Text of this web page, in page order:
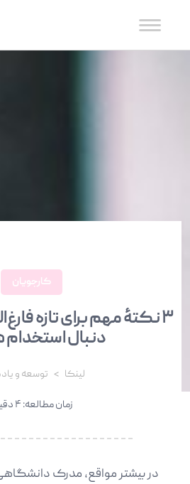
کارجویان
۳ نکتۀ مهم برای تازه
دنبال
لینکا توسعه و
زمان مطالعه: ۴ دقیقه
در بیشتر مواقع، مدرک دانشگاهی